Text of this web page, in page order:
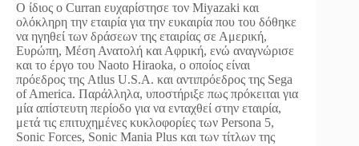
Ο ίδιος ο Curran ευχαρίστησε τον Miyazaki και
ολόκληρη την εταιρία για την ευκαιρία που του δόθηκε
να ηγηθεί των δράσεων της εταιρίας σε Αμερική,
Ευρώπη, Μέση Ανατολή και Αφρική, ενώ αναγνώρισε
και το έργο του Naoto Hiraoka, ο οποίος είναι
πρόεδρος της Atlus U.S.A. και αντιπρόεδρος της Sega
of America. Παράλληλα, υποστήριξε πως πρόκειται για
μία απίστευτη περίοδο για να ενταχθεί στην εταιρία,
μετά τις επιτυχημένες κυκλοφορίες των Persona 5,
Sonic Forces, Sonic Mania Plus και των τίτλων της